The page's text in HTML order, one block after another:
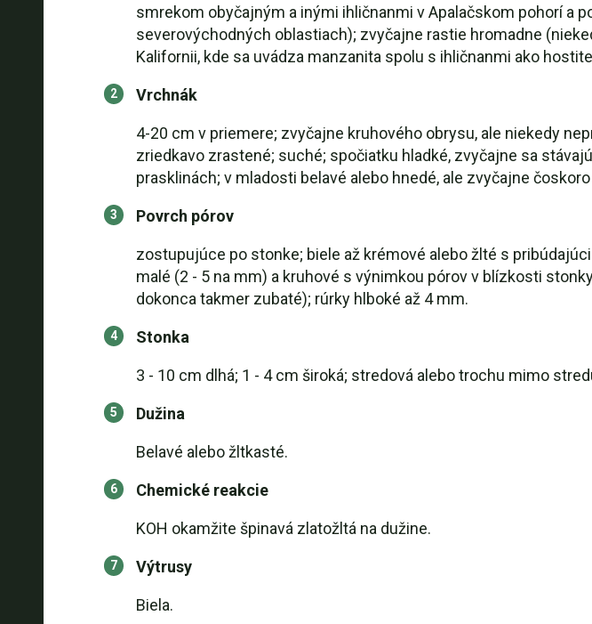
smrekom obyčajným a inými ihličnanmi v Apalačskom pohorí a
severovýchodných oblastiach); zvyčajne rastie hromadne
Kalifornii, kde sa uvádza manzanita spolu s ihličnanmi ako
Vrchnák
4-20 cm v priemere; zvyčajne kruhového obrysu, ale niekedy
zriedkavo zrastené; suché; spočiatku hladké, zvyčajne sa
prasklinách; v mladosti belavé alebo hnedé, ale zvyčajne
Povrch pórov
zostupujúce po stonke; biele až krémové alebo žlté s
malé (2 - 5 na mm) a kruhové s výnimkou pórov v blízkosti
dokonca takmer zubaté); rúrky hlboké až 4 mm.
Stonka
3 - 10 cm dlhá; 1 - 4 cm široká; stredová alebo trochu mimo
Dužina
Belavé alebo žltkasté.
Chemické reakcie
KOH okamžite špinavá zlatožltá na dužine.
Výtrusy
Biela.